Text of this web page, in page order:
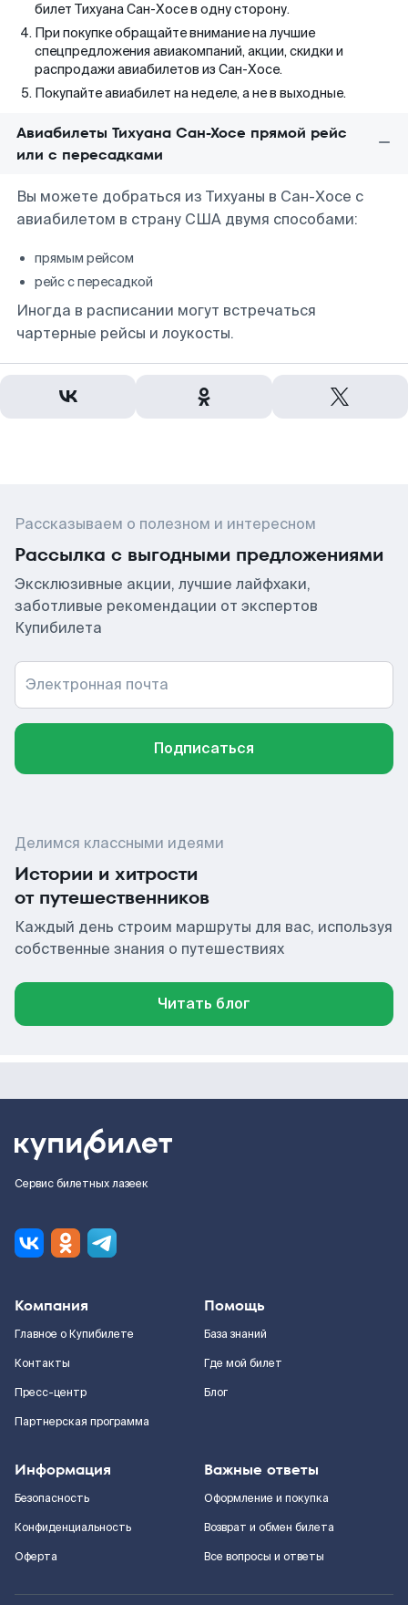
билет Тихуана Сан-Хосе в одну сторону.
При покупке обращайте внимание на лучшие
спецпредложения авиакомпаний, акции, скидки и
распродажи авиабилетов из Сан-Хосе.
Покупайте авиабилет на неделе, а не в выходные.
Авиабилеты Тихуана Сан-Хосе прямой рейс
или с пересадками
Вы можете добраться из Тихуаны в Сан-Хосе с
авиабилетом в страну США двумя способами:
прямым рейсом
рейс с пересадкой
Иногда в расписании могут встречаться
чартерные рейсы и лоукосты.
Рассказываем о полезном и интересном
Рассылка с выгодными предложениями
Эксклюзивные акции, лучшие лайфхаки,
заботливые рекомендации от экспертов
Купибилета
Электронная почта
Подписаться
Делимся классными идеями
Истории и хитрости
от путешественников
Каждый день строим маршруты для вас, используя
собственные знания о путешествиях
Читать блог
Сервис билетных лазеек
Компания
Главное о Купибилете
Контакты
Пресс-центр
Партнерская программа
Помощь
База знаний
Где мой билет
Блог
Информация
Безопасность
Конфиденциальность
Оферта
Важные ответы
Оформление и покупка
Возврат и обмен билета
Все вопросы и ответы